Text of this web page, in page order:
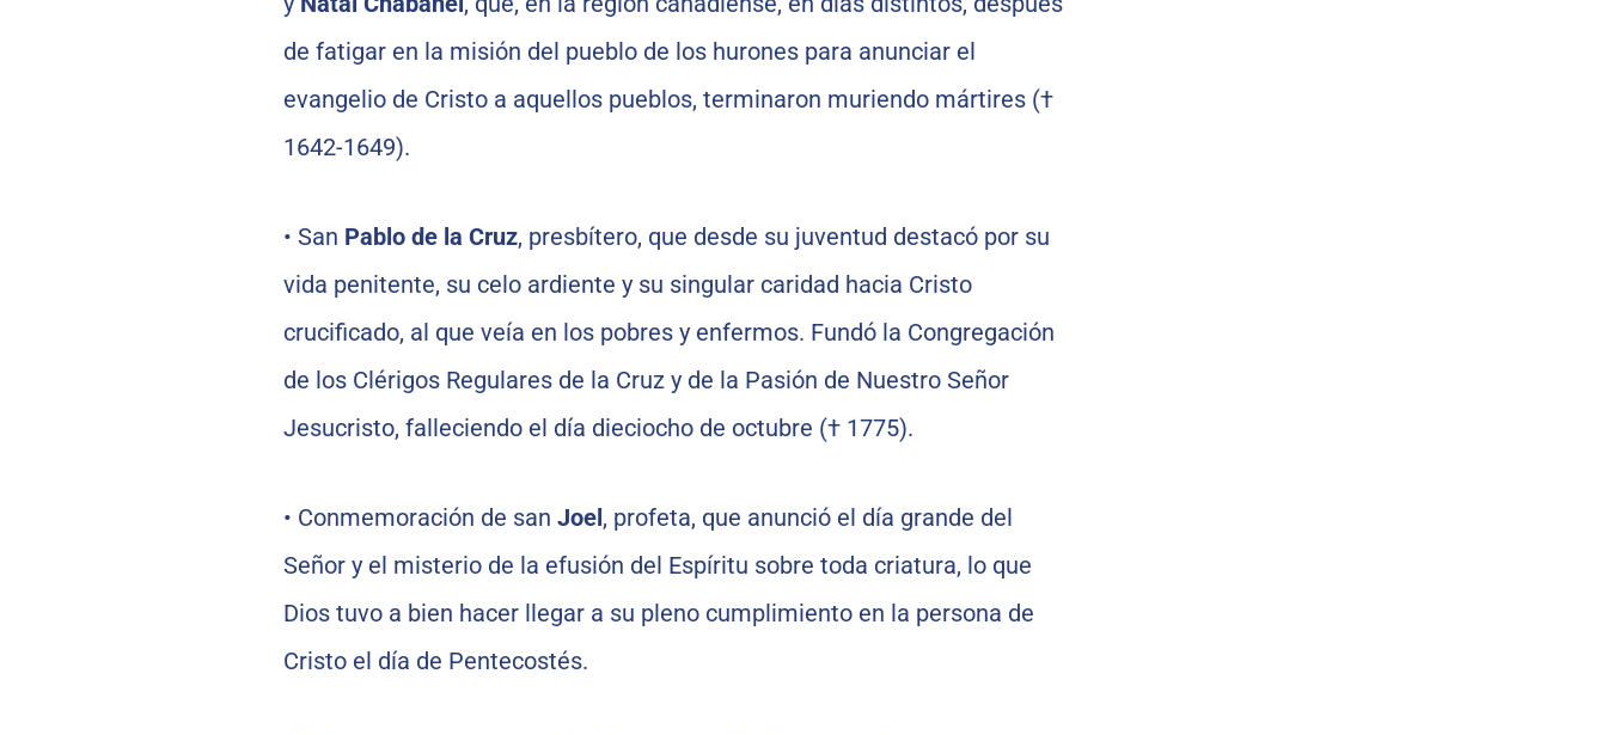
de fatigar en la misión del pueblo de los hurones para anunciar el
evangelio de Cristo a aquellos pueblos, terminaron muriendo mártires (†
1642-1649).
• San Pablo de la Cruz, presbítero, que desde su juventud destacó por su
vida penitente, su celo ardiente y su singular caridad hacia Cristo
crucificado, al que veía en los pobres y enfermos. Fundó la Congregación
de los Clérigos Regulares de la Cruz y de la Pasión de Nuestro Señor
Jesucristo, falleciendo el día dieciocho de octubre († 1775).
• Conmemoración de san Joel, profeta, que anunció el día grande del
Señor y el misterio de la efusión del Espíritu sobre toda criatura, lo que
Dios tuvo a bien hacer llegar a su pleno cumplimiento en la persona de
Cristo el día de Pentecostés.